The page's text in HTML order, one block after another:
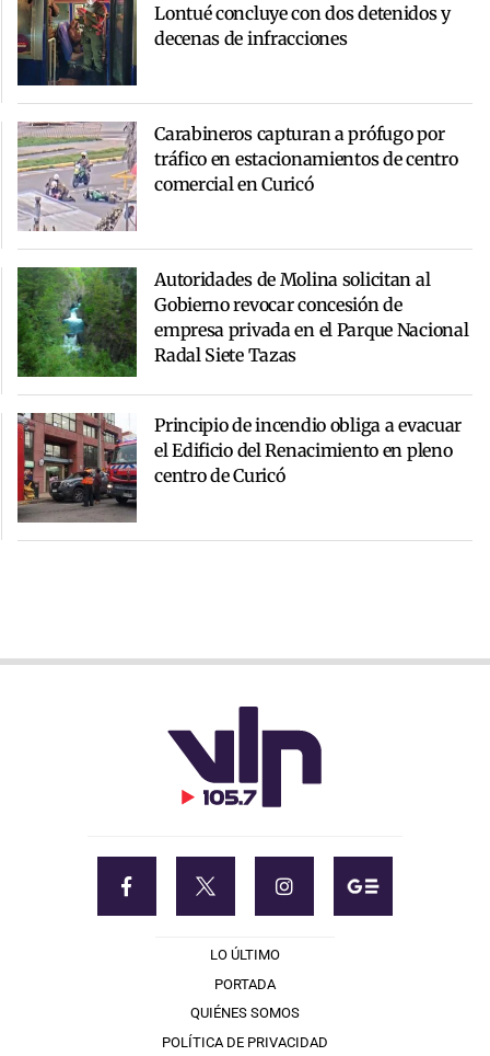
Lontué concluye con dos detenidos y
decenas de infracciones
Carabineros capturan a prófugo por
tráfico en estacionamientos de centro
comercial en Curicó
Autoridades de Molina solicitan al
Gobierno revocar concesión de
empresa privada en el Parque Nacional
Radal Siete Tazas
Principio de incendio obliga a evacuar
el Edificio del Renacimiento en pleno
centro de Curicó
LO ÚLTIMO
PORTADA
QUIÉNES SOMOS
POLÍTICA DE PRIVACIDAD